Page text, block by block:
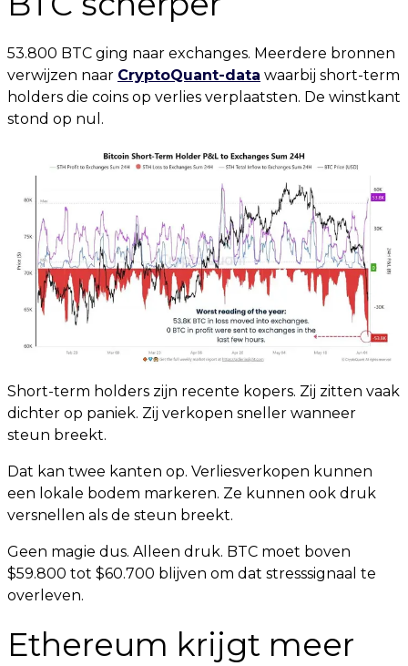
53.800 BTC ging naar exchanges. Meerdere bronnen
verwijzen naar CryptoQuant-data waarbij short-term
holders die coins op verlies verplaatsten. De winstkant
stond op nul.
Short-term holders zijn recente kopers. Zij zitten vaak
dichter op paniek. Zij verkopen sneller wanneer
steun breekt.
Dat kan twee kanten op. Verliesverkopen kunnen
een lokale bodem markeren. Ze kunnen ook druk
versnellen als de steun breekt.
Geen magie dus. Alleen druk. BTC moet boven
$59.800 tot $60.700 blijven om dat stresssignaal te
overleven.
Ethereum krijgt meer